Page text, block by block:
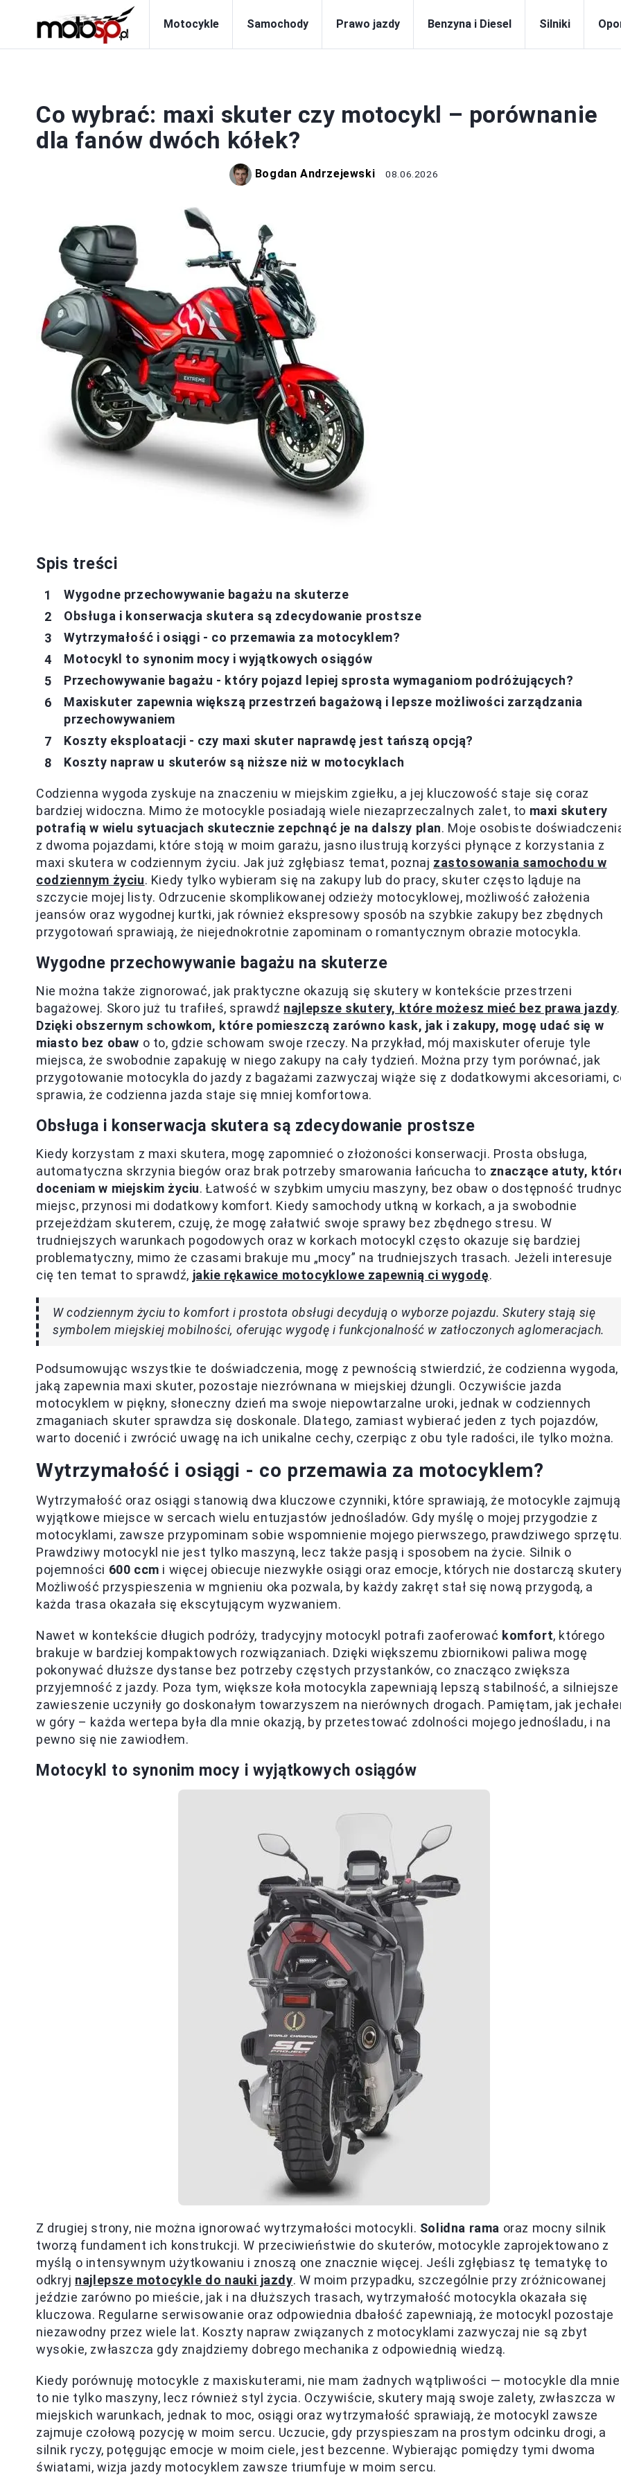
Motocykle Samochody Prawo jazdy Benzyna i Diesel Silniki
Co wybrać: maxi skuter czy motocykl – porównanie
dla fanów dwóch kółek?
Bogdan Andrzejewski 08.06.2026
Spis treści
Wygodne przechowywanie bagażu na skuterze
Obsługa i konserwacja skutera są zdecydowanie prostsze
Wytrzymałość i osiągi - co przemawia za motocyklem?
Motocykl to synonim mocy i wyjątkowych osiągów
Przechowywanie bagażu - który pojazd lepiej sprosta wymaganiom podróżujących?
Maxiskuter zapewnia większą przestrzeń bagażową i lepsze możliwości zarządzania
przechowywaniem
Koszty eksploatacji - czy maxi skuter naprawdę jest tańszą opcją?
Koszty napraw u skuterów są niższe niż w motocyklach
Codzienna wygoda zyskuje na znaczeniu w miejskim zgiełku, a jej kluczowość staje się coraz
bardziej widoczna. Mimo że motocykle posiadają wiele niezaprzeczalnych zalet, to maxi skutery
potrafią w wielu sytuacjach skutecznie zepchnąć je na dalszy plan. Moje osobiste
z dwoma pojazdami, które stoją w moim garażu, jasno ilustrują korzyści płynące z korzystania z
maxi skutera w codziennym życiu. Jak już zgłębiasz temat, poznaj zastosowania samochodu w
codziennym życiu. Kiedy tylko wybieram się na zakupy lub do pracy, skuter często ląduje na
szczycie mojej listy. Odrzucenie skomplikowanej odzieży motocyklowej, możliwość założenia
jeansów oraz wygodnej kurtki, jak również ekspresowy sposób na szybkie zakupy bez zbędnych
przygotowań sprawiają, że niejednokrotnie zapominam o romantycznym obrazie motocykla.
Wygodne przechowywanie bagażu na skuterze
Nie można także zignorować, jak praktyczne okazują się skutery w kontekście przestrzeni
bagażowej. Skoro już tu trafiłeś, sprawdź najlepsze skutery, które możesz mieć bez prawa jazdy.
Dzięki obszernym schowkom, które pomieszczą zarówno kask, jak i zakupy, mogę udać się w
miasto bez obaw o to, gdzie schowam swoje rzeczy. Na przykład, mój maxiskuter oferuje tyle
miejsca, że swobodnie zapakuję w niego zakupy na cały tydzień. Można przy tym porównać, jak
przygotowanie motocykla do jazdy z bagażami zazwyczaj wiąże się z dodatkowymi akcesoriami,
sprawia, że codzienna jazda staje się mniej komfortowa.
Obsługa i konserwacja skutera są zdecydowanie prostsze
Kiedy korzystam z maxi skutera, mogę zapomnieć o złożoności konserwacji. Prosta obsługa,
automatyczna skrzynia biegów oraz brak potrzeby smarowania łańcucha to znaczące atuty,
doceniam w miejskim życiu. Łatwość w szybkim umyciu maszyny, bez obaw o dostępność
miejsc, przynosi mi dodatkowy komfort. Kiedy samochody utkną w korkach, a ja swobodnie
przejeżdżam skuterem, czuję, że mogę załatwić swoje sprawy bez zbędnego stresu. W
trudniejszych warunkach pogodowych oraz w korkach motocykl często okazuje się bardziej
problematyczny, mimo że czasami brakuje mu „mocy” na trudniejszych trasach. Jeżeli interesuje
cię ten temat to sprawdź, jakie rękawice motocyklowe zapewnią ci wygodę.
W codziennym życiu to komfort i prostota obsługi decydują o wyborze pojazdu. Skutery stają się
symbolem miejskiej mobilności, oferując wygodę i funkcjonalność w zatłoczonych aglomeracjach.
Podsumowując wszystkie te doświadczenia, mogę z pewnością stwierdzić, że codzienna wygoda,
jaką zapewnia maxi skuter, pozostaje niezrównana w miejskiej dżungli. Oczywiście jazda
motocyklem w piękny, słoneczny dzień ma swoje niepowtarzalne uroki, jednak w codziennych
zmaganiach skuter sprawdza się doskonale. Dlatego, zamiast wybierać jeden z tych pojazdów,
warto docenić i zwrócić uwagę na ich unikalne cechy, czerpiąc z obu tyle radości, ile tylko można.
Wytrzymałość i osiągi - co przemawia za motocyklem?
Wytrzymałość oraz osiągi stanowią dwa kluczowe czynniki, które sprawiają, że motocykle zajmują
wyjątkowe miejsce w sercach wielu entuzjastów jednośladów. Gdy myślę o mojej przygodzie z
motocyklami, zawsze przypominam sobie wspomnienie mojego pierwszego, prawdziwego
Prawdziwy motocykl nie jest tylko maszyną, lecz także pasją i sposobem na życie. Silnik o
pojemności 600 ccm i więcej obiecuje niezwykłe osiągi oraz emocje, których nie dostarczą
Możliwość przyspieszenia w mgnieniu oka pozwala, by każdy zakręt stał się nową przygodą, a
każda trasa okazała się ekscytującym wyzwaniem.
Nawet w kontekście długich podróży, tradycyjny motocykl potrafi zaoferować komfort, którego
brakuje w bardziej kompaktowych rozwiązaniach. Dzięki większemu zbiornikowi paliwa mogę
pokonywać dłuższe dystanse bez potrzeby częstych przystanków, co znacząco zwiększa
przyjemność z jazdy. Poza tym, większe koła motocykla zapewniają lepszą stabilność, a silniejsze
zawieszenie uczyniły go doskonałym towarzyszem na nierównych drogach. Pamiętam, jak
w góry – każda wertepa była dla mnie okazją, by przetestować zdolności mojego jednośladu, i na
pewno się nie zawiodłem.
Motocykl to synonim mocy i wyjątkowych osiągów
Z drugiej strony, nie można ignorować wytrzymałości motocykli. Solidna rama oraz mocny silnik
tworzą fundament ich konstrukcji. W przeciwieństwie do skuterów, motocykle zaprojektowano z
myślą o intensywnym użytkowaniu i znoszą one znacznie więcej. Jeśli zgłębiasz tę tematykę to
odkryj najlepsze motocykle do nauki jazdy. W moim przypadku, szczególnie przy zróżnicowanej
jeździe zarówno po mieście, jak i na dłuższych trasach, wytrzymałość motocykla okazała się
kluczowa. Regularne serwisowanie oraz odpowiednia dbałość zapewniają, że motocykl pozostaje
niezawodny przez wiele lat. Koszty napraw związanych z motocyklami zazwyczaj nie są zbyt
wysokie, zwłaszcza gdy znajdziemy dobrego mechanika z odpowiednią wiedzą.
Kiedy porównuję motocykle z maxiskuterami, nie mam żadnych wątpliwości — motocykle dla mnie
to nie tylko maszyny, lecz również styl życia. Oczywiście, skutery mają swoje zalety, zwłaszcza w
miejskich warunkach, jednak to moc, osiągi oraz wytrzymałość sprawiają, że motocykl zawsze
zajmuje czołową pozycję w moim sercu. Uczucie, gdy przyspieszam na prostym odcinku drogi, a
silnik ryczy, potęgując emocje w moim ciele, jest bezcenne. Wybierając pomiędzy tymi dwoma
światami, wizja jazdy motocyklem zawsze triumfuje w moim sercu.